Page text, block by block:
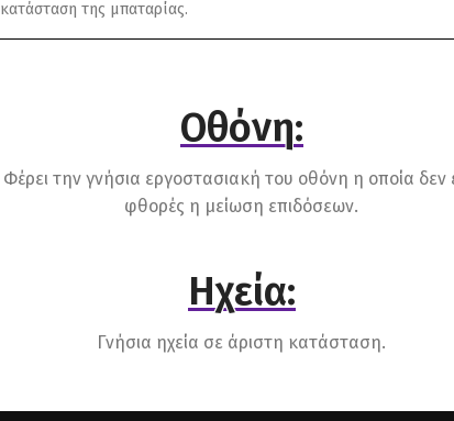
κατάσταση της μπαταρίας.
Οθόνη:
Φέρει την γνήσια εργοστασιακή του οθόνη η οποία δεν
φθορές η μείωση επιδόσεων.
Ηχεία:
Γνήσια ηχεία σε άριστη κατάσταση.